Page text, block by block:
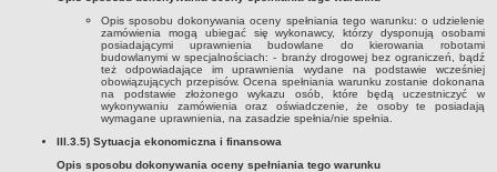
obwodowych komisji wyborczych, opis granic okręgów wyborczych
Plan ogólny gminy Rypin
FINANSE GMINY
Zmiany budżetu
Wieloletnia Prognoza Finansowa
Opis sposobu dokonywania oceny spełniania tego warunku: o udzielenie
zamówienia mogą ubiegać się wykonawcy, którzy dysponują osobami
posiadającymi uprawnienia budowlane do kierowania robotami
budowlanymi w specjalnościach: - branży drogowej bez ograniczeń, bądź
też odpowiadające im uprawnienia wydane na podstawie wcześniej
obowiązujących przepisów. Ocena spełniania warunku zostanie dokonana
na podstawie złożonego wykazu osób, które będą uczestniczyć w
wykonywaniu zamówienia oraz oświadczenie, że osoby te posiadają
wymagane uprawnienia, na zasadzie spełnia/nie spełnia.
III.3.5) Sytuacja ekonomiczna i finansowa
Opis sposobu dokonywania oceny spełniania tego warunku